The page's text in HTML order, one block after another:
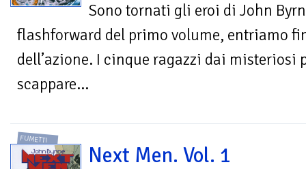
Sono tornati gli eroi di John
flashforward del primo volume, entriamo
dell’azione. I cinque ragazzi dai
scappare...
FUMETTI
Next Men. Vol. 1